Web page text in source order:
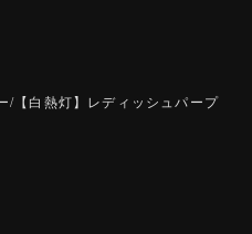
/【白熱灯】レディッシュパープ